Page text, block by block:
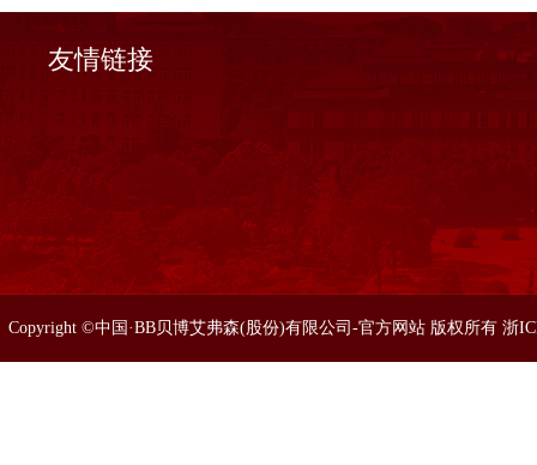
友情链接
Copyright ©中国·BB贝博艾弗森(股份)有限公司-官方网站 版权所有 浙